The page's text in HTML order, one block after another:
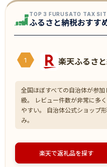
TOP 3 FURUSATO TAX
ふるさと納税おすす
1 楽天ふるさ
全国ほぼすべての自治体が参
級。 レビュー件数が非常に多
やすい。 自治体公式ショップ
み。
楽天で返礼品を探す